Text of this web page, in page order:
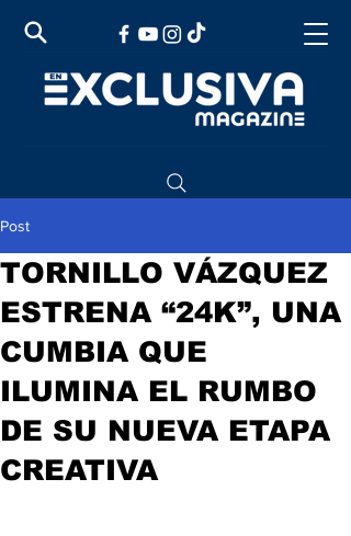
Post
TORNILLO VÁZQUEZ
ESTRENA “24K”, UNA
CUMBIA QUE
ILUMINA EL RUMBO
DE SU NUEVA ETAPA
CREATIVA